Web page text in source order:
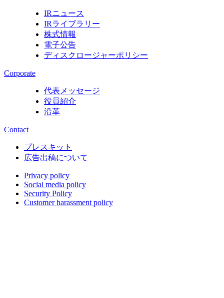
IRニュース
IRライブラリー
株式情報
電子公告
ディスクロージャーポリシー
Corporate
代表メッセージ
役員紹介
沿革
Contact
プレスキット
広告出稿について
Privacy policy
Social media policy
Security Policy
Customer harassment policy